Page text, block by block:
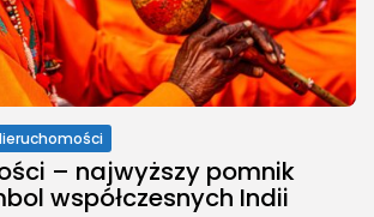
– najwyższy pomnik
współczesnych Indii